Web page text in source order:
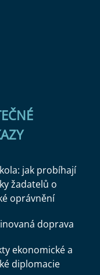
jak probíhají
žadatelů o
oprávnění
doprava
ekonomické a
diplomacie